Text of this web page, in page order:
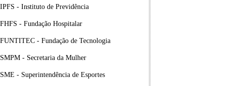
IPFS - Instituto de Previdência
FHFS - Fundação Hospitalar
FUNTITEC - Fundação de Tecnologia
SMPM - Secretaria da Mulher
SME - Superintendência de Esportes